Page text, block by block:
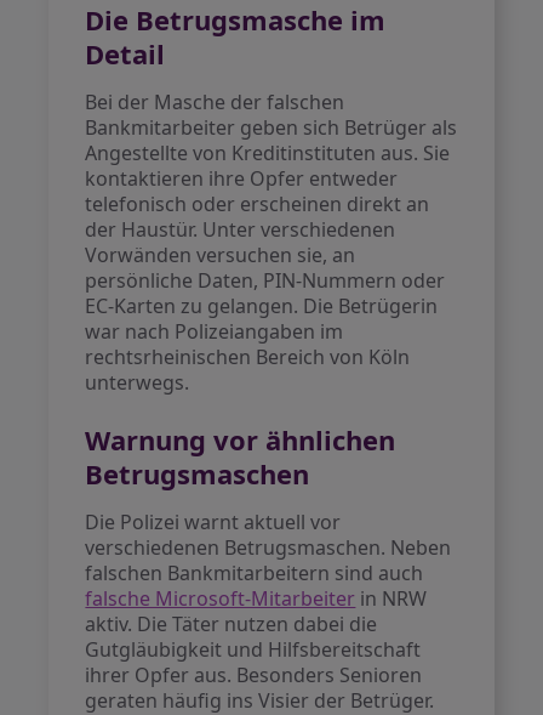
Die Betrugsmasche im
Detail
Bei der Masche der falschen
Bankmitarbeiter geben sich Betrüger als
Angestellte von Kreditinstituten aus. Sie
kontaktieren ihre Opfer entweder
telefonisch oder erscheinen direkt an
der Haustür. Unter verschiedenen
Vorwänden versuchen sie, an
persönliche Daten, PIN-Nummern oder
EC-Karten zu gelangen. Die Betrügerin
war nach Polizeiangaben im
rechtsrheinischen Bereich von Köln
unterwegs.
Warnung vor ähnlichen
Betrugsmaschen
Die Polizei warnt aktuell vor
verschiedenen Betrugsmaschen. Neben
falschen Bankmitarbeitern sind auch
falsche Microsoft-Mitarbeiter in NRW
aktiv. Die Täter nutzen dabei die
Gutgläubigkeit und Hilfsbereitschaft
ihrer Opfer aus. Besonders Senioren
geraten häufig ins Visier der Betrüger.